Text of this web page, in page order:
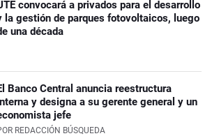
convocará a privados para el desarrollo
la gestión de parques fotovoltaicos, luego
una década
Banco Central anuncia reestructura
y designa a su gerente general y un
jefe
REDACCIÓN BÚSQUEDA